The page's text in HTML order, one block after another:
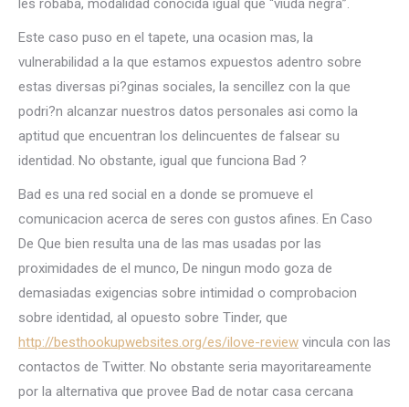
les robaba, modalidad conocida igual que “viuda negra”.
Este caso puso en el tapete, una ocasion mas, la
vulnerabilidad a la que estamos expuestos adentro sobre
estas diversas pi?ginas sociales, la sencillez con la que
podri?n alcanzar nuestros datos personales asi­ como la
aptitud que encuentran los delincuentes de falsear su
identidad. No obstante, igual que funciona Bad ?
Bad es una red social en a donde se promueve el
comunicacion acerca de seres con gustos afines. En Caso
De Que bien resulta una de las mas usadas por las
proximidades de el munco, De ningun modo goza de
demasiadas exigencias sobre intimidad o comprobacion
sobre identidad, al opuesto sobre Tinder, que
http://besthookupwebsites.org/es/ilove-review vincula con las
contactos de Twitter. No obstante seri­a mayoritareamente
por la alternativa que provee Bad de notar casa cercana